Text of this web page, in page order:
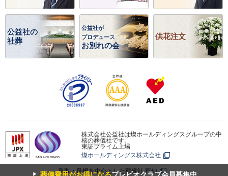
公益社の
社葬
公益社が
プロデュース
お別れの会
供花注文
株式会社公益社は燦ホールディングスグループの中
核の葬儀社です。
東証プライム上場
燦ホールディングス株式会社
鳥取・島根を中心とした葬儀社葬仙